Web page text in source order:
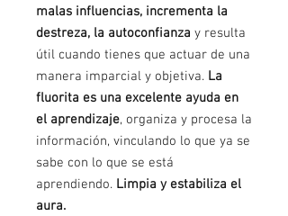
malas influencias, incrementa la
destreza, la autoconfianza y resulta
útil cuando tienes que actuar de una
manera imparcial y objetiva. La
fluorita es una excelente ayuda en
el aprendizaje, organiza y procesa la
información, vinculando lo que ya se
sabe con lo que se está
aprendiendo. Limpia y estabiliza el
aura.